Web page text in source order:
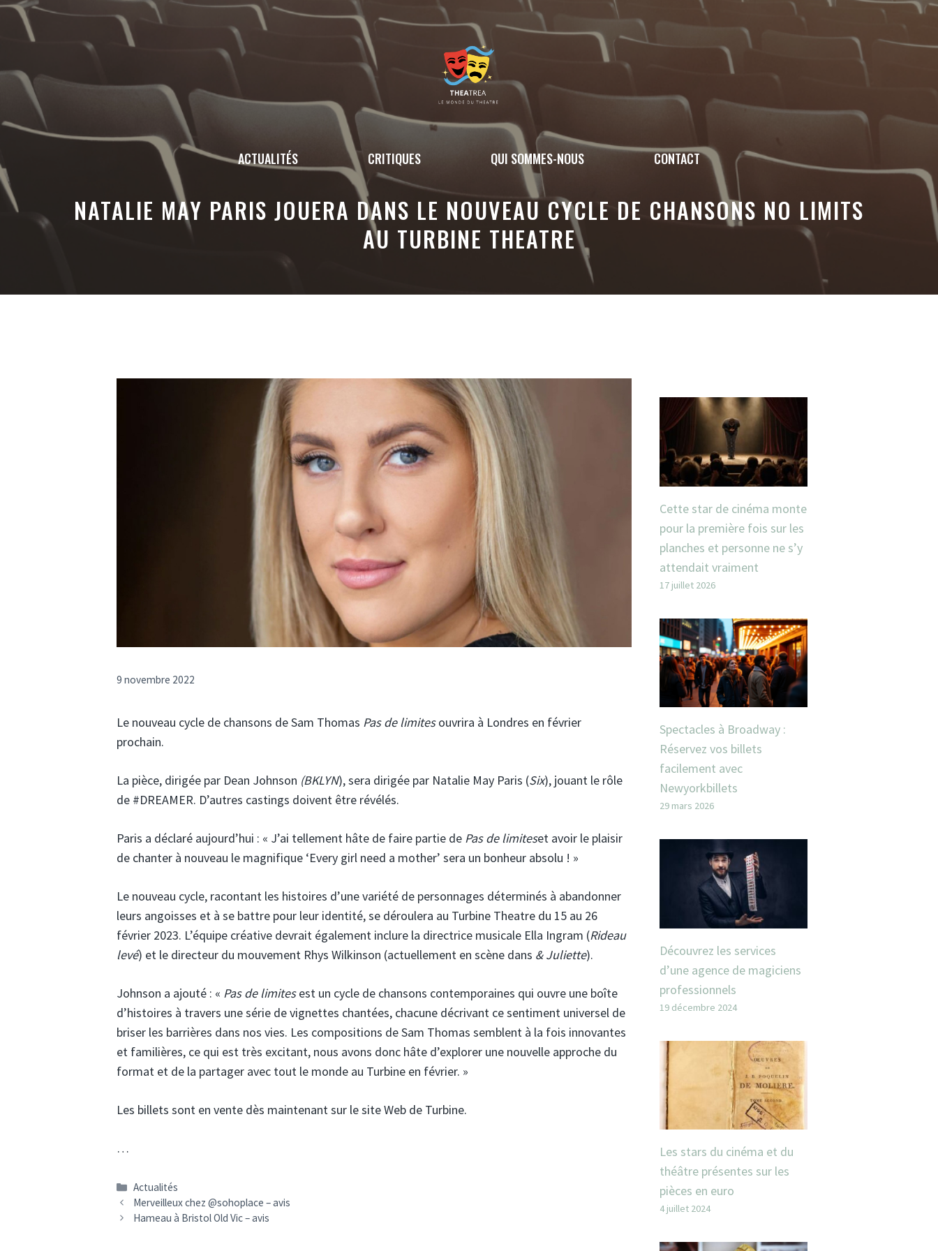
Aller
ACTUALITÉS CRITIQUES QUI SOMMES-NOUS CONTACT
NATALIE MAY PARIS JOUERA DANS LE NOUVEAU CYCLE DE CHANSONS NO LIMITS
AU TURBINE THEATRE
9 novembre 2022
Le nouveau cycle de chansons de Sam Thomas Pas de limitesouvrira à Londres en février
prochain.
La pièce, dirigée par Dean Johnson (BKLYN), sera dirigée par Natalie May Paris (Six), jouant le rôle
de #DREAMER. D’autres castings doivent être révélés.
Paris a déclaré aujourd’hui : « J’ai tellement hâte de faire partie de Pas de limiteset avoir le plaisir
de chanter à nouveau le magnifique ‘Every girl need a mother’ sera un bonheur absolu ! »
Le nouveau cycle, racontant les histoires d’une variété de personnages déterminés à abandonner
leurs angoisses et à se battre pour leur identité, se déroulera au Turbine Theatre du 15 au 26
février 2023. L’équipe créative devrait également inclure la directrice musicale Ella Ingram (Rideau
levé) et le directeur du mouvement Rhys Wilkinson (actuellement en scène dans & Juliette).
Johnson a ajouté : « Pas de limitesest un cycle de chansons contemporaines qui ouvre une boîte
d’histoires à travers une série de vignettes chantées, chacune décrivant ce sentiment universel de
briser les barrières dans nos vies. Les compositions de Sam Thomas semblent à la fois innovantes
et familières, ce qui est très excitant, nous avons donc hâte d’explorer une nouvelle approche du
format et de la partager avec tout le monde au Turbine en février. »
Les billets sont en vente dès maintenant sur le site Web de Turbine.
…
Catégories
Actualités
Merveilleux chez @sohoplace – avis
Hameau à Bristol Old Vic – avis
Cette star de cinéma monte
pour la première fois sur les
planches et personne ne s’y
attendait vraiment
17 juillet 2026
Spectacles à Broadway :
Réservez vos billets
facilement avec
Newyorkbillets
29 mars 2026
Découvrez les services
d’une agence de magiciens
professionnels
19 décembre 2024
Les stars du cinéma et du
théâtre présentes sur les
pièces en euro
4 juillet 2024